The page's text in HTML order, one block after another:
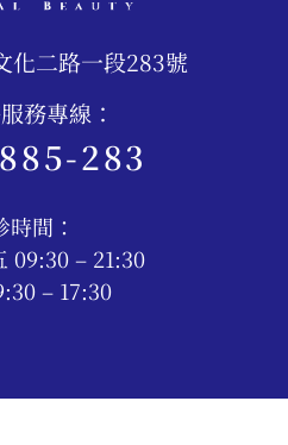
化二路一段283號
務專線：
283
時間：
09:30 – 21:30
– 17:30